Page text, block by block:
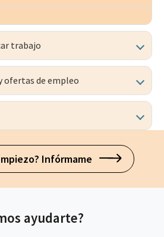
trabajo
ofertas de empleo
Infórmame
ayudarte?